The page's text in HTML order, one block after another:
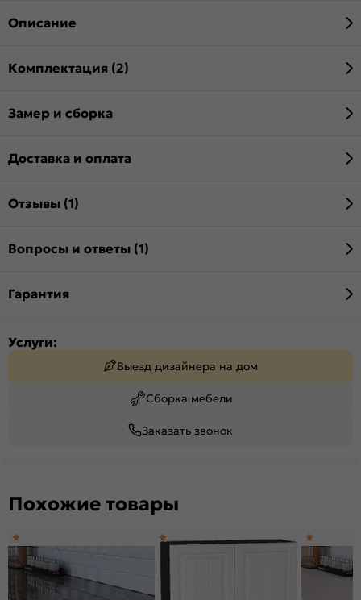
Описание
Комплектация (2)
Замер и сборка
Доставка и оплата
Отзывы (1)
Вопросы и ответы (1)
Гарантия
Услуги:
Выезд дизайнера на дом
Сборка мебели
Заказать звонок
Похожие товары